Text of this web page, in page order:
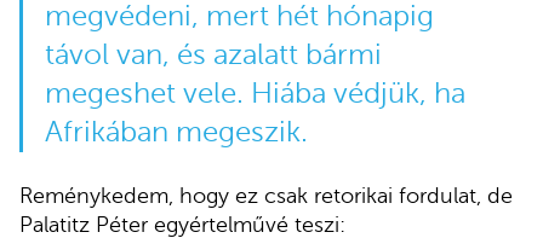
megvédeni, mert hét hónapig
távol van, és azalatt bármi
megeshet vele. Hiába védjük, ha
Afrikában megeszik.
Reménykedem, hogy ez csak retorikai fordulat, de
Palatitz Péter egyértelművé teszi: